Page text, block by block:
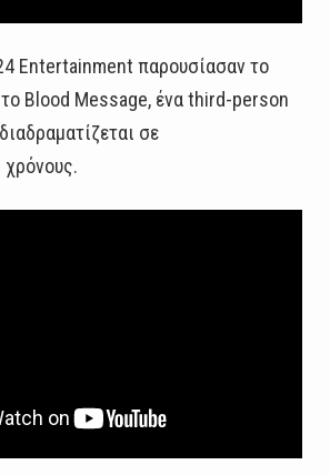
Entertainment παρουσίασαν το
Blood Message, ένα third-person
σε
χρόνους.